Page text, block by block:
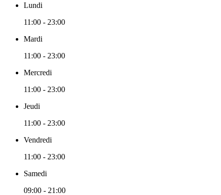
Lundi
11:00 - 23:00
Mardi
11:00 - 23:00
Mercredi
11:00 - 23:00
Jeudi
11:00 - 23:00
Vendredi
11:00 - 23:00
Samedi
09:00 - 21:00